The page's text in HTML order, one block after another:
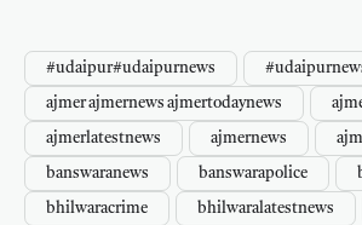
#udaipur#udaipurnews
ajmer ajmernews ajmertodaynews
ajmerlatestnews ajmernews
banswaranews banswarapolice
bhilwaracrime bhilwaralatestnews